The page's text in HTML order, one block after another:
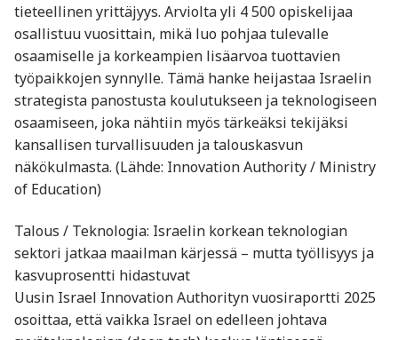
tieteellinen yrittäjyys. Arviolta yli 4 500 opiskelijaa
osallistuu vuosittain, mikä luo pohjaa tulevalle
osaamiselle ja korkeampien lisäarvoa tuottavien
työpaikkojen synnylle. Tämä hanke heijastaa Israelin
strategista panostusta koulutukseen ja teknologiseen
osaamiseen, joka nähtiin myös tärkeäksi tekijäksi
kansallisen turvallisuuden ja talouskasvun
näkökulmasta. (Lähde: Innovation Authority / Ministry
of Education)
Talous / Teknologia: Israelin korkean teknologian
sektori jatkaa maailman kärjessä – mutta työllisyys ja
kasvuprosentti hidastuvat
Uusin Israel Innovation Authorityn vuosiraportti 2025
osoittaa, että vaikka Israel on edelleen johtava